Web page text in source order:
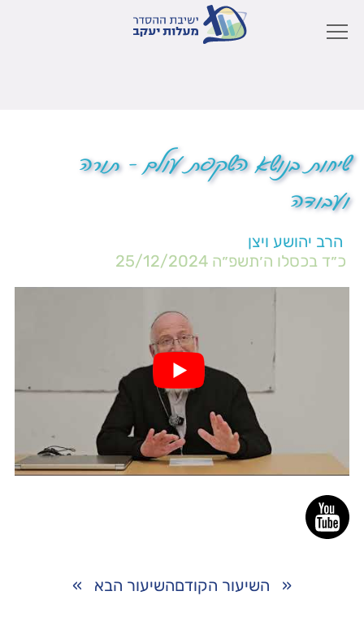
שיחות בנושא השקפת עולם – תורה
ועבודה
הרב יהושע ויצן
כ״ד בכסלו ה׳תשפ״ה 25/12/2024
« השיעור הקודםהשיעור הבא »